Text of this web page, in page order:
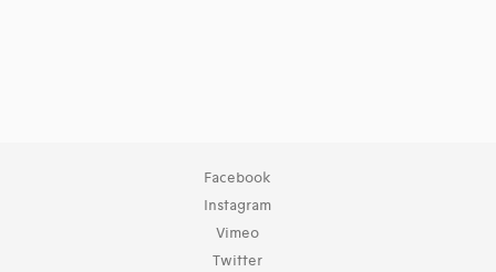
Facebook
Instagram
Vimeo
Twitter